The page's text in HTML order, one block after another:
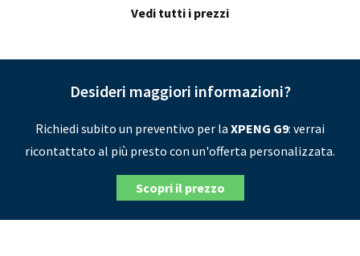
Vedi tutti i prezzi
Desideri maggiori informazioni?
Richiedi subito un preventivo per la XPENG G9: verrai
ricontattato al più presto con un'offerta personalizzata.
Scopri il prezzo